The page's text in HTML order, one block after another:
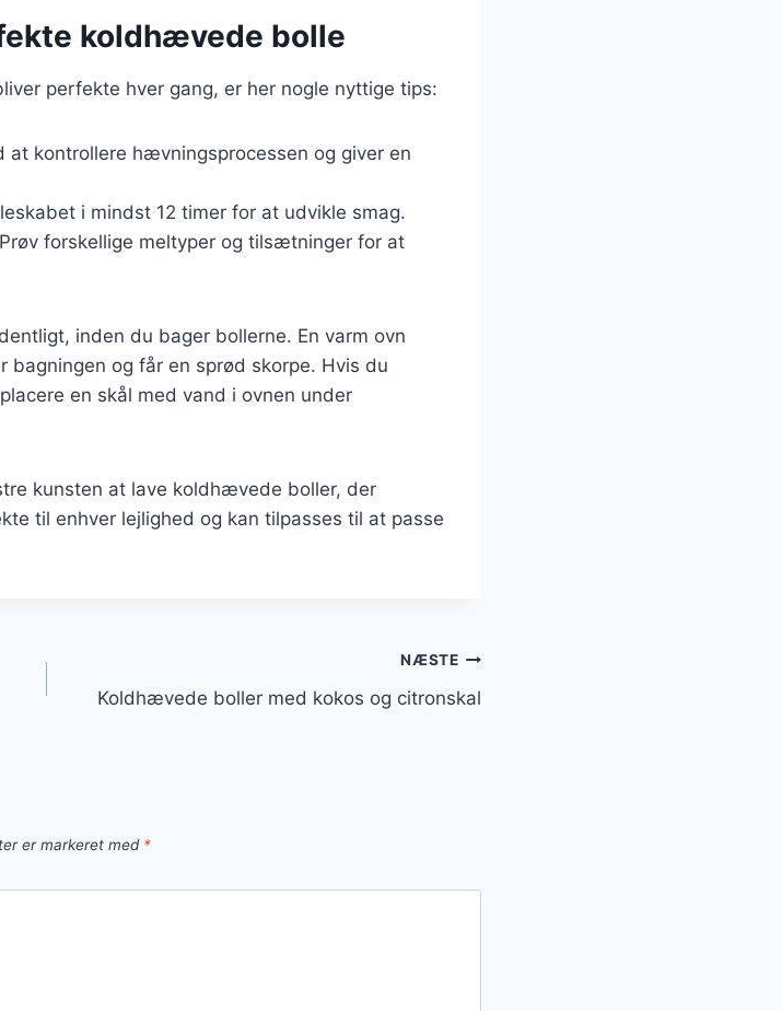
koldhævede bolle
perfekte hver gang, er her nogle nyttige tips:
at kontrollere hævningsprocessen og giver en
i mindst 12 timer for at udvikle smag.
forskellige meltyper og tilsætninger for at
inden du bager bollerne. En varm ovn
og får en sprød skorpe. Hvis du
en skål med vand i ovnen under
kunsten at lave koldhævede boller, der
til enhver lejlighed og kan tilpasses til at passe
NÆSTE
Koldhævede boller med kokos og citronskal
er markeret med *